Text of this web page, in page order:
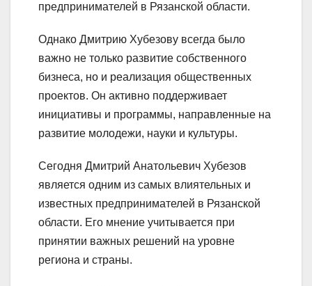
предпринимателей в Рязанской области.
Однако Дмитрию Хубезову всегда было
важно не только развитие собственного
бизнеса, но и реализация общественных
проектов. Он активно поддерживает
инициативы и программы, направленные на
развитие молодежи, науки и культуры.
Сегодня Дмитрий Анатольевич Хубезов
является одним из самых влиятельных и
известных предпринимателей в Рязанской
области. Его мнение учитывается при
принятии важных решений на уровне
региона и страны.